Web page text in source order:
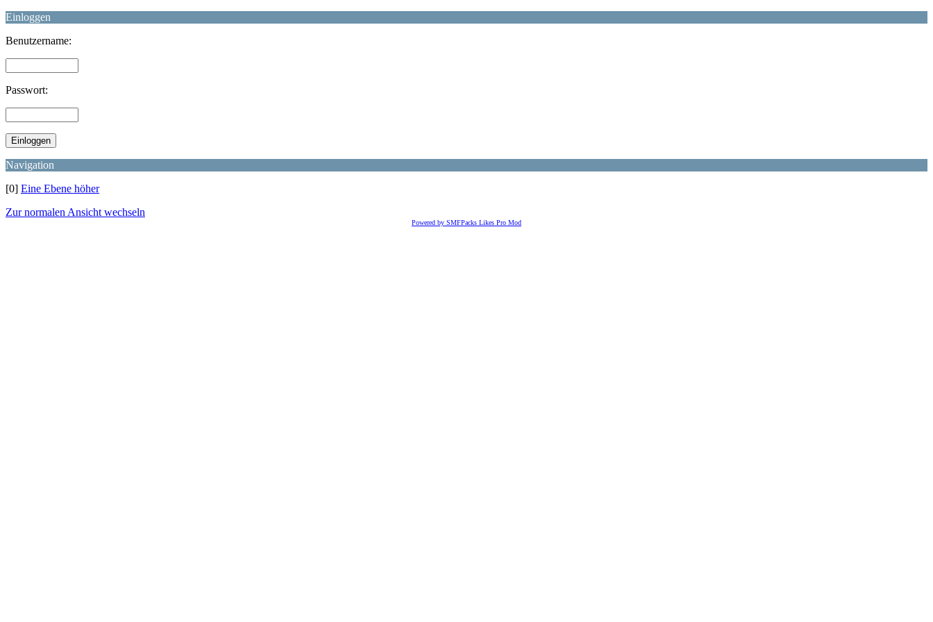
Einloggen
Benutzername:
Passwort:
Navigation
[0] Eine Ebene höher
Zur normalen Ansicht wechseln
Powered by SMFPacks Likes Pro Mod